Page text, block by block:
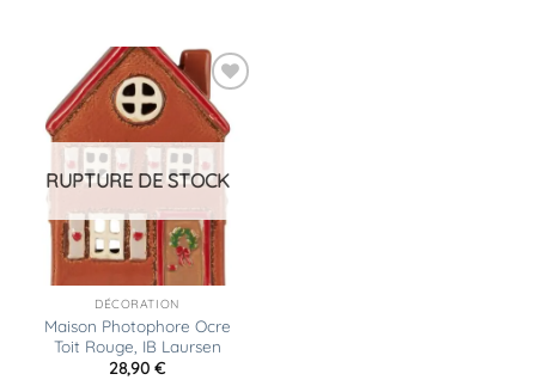
Ajouter
à la
liste
RUPTURE DE STOCK
DÉCORATION
Maison Photophore Ocre
Toit Rouge, IB Laursen
28,90 €